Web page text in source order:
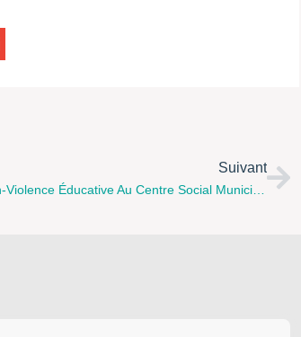
Suivant
Journée Conviviale Autour De La Non-Violence Éducative Au Centre Social Municipal De Boulogne Sur Mer Ce Samedi 30 Avril 2016 De 10h À 17h Avec La Projection À 15h De "l’Odyssée De L’empathie" Film De Michel Meignant Et Mario Viana.